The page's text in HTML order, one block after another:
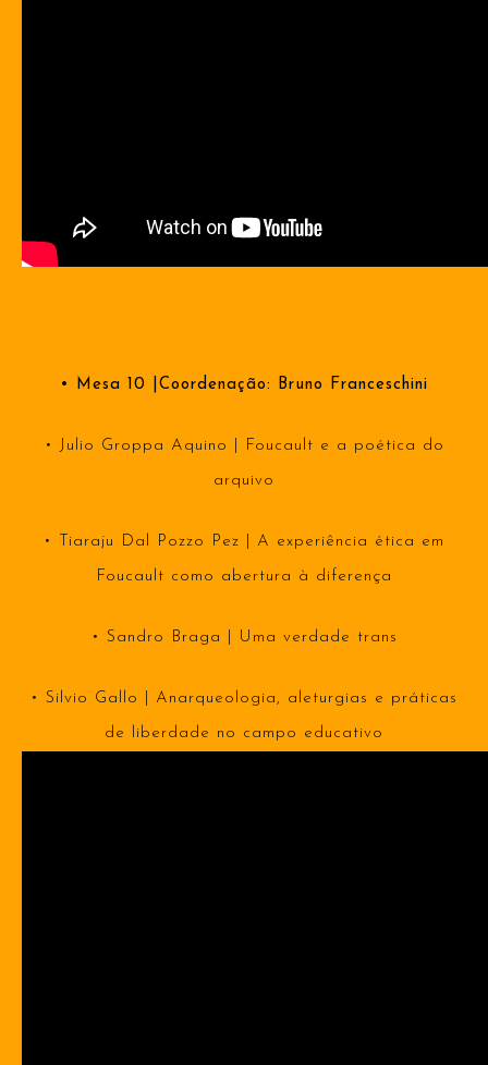
• Mesa 10 |Coordenação: Bruno Franceschini
• Julio Groppa Aquino | Foucault e a poética do
arquivo
• Tiaraju Dal Pozzo Pez | A experiência ética em
Foucault como abertura à diferença
• Sandro Braga | Uma verdade trans
• Silvio Gallo | Anarqueologia, aleturgias e práticas
de liberdade no campo educativo